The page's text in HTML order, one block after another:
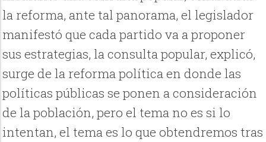
la reforma, ante tal panorama, el legislador
manifestó que cada partido va a proponer
sus estrategias, la consulta popular, explicó,
surge de la reforma política en donde las
políticas públicas se ponen a consideración
de la población, pero el tema no es si lo
intentan, el tema es lo que obtendremos tras